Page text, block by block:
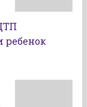
ребенок